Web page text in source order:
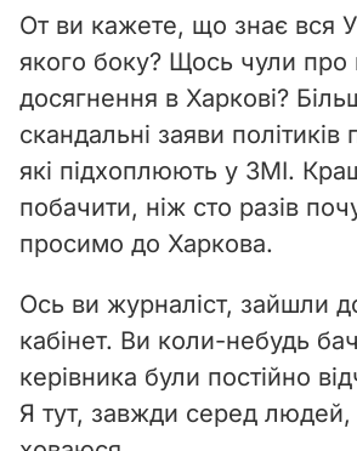
От ви кажете, що знає вся
якого боку? Щось чули про
досягнення в Харкові?
скандальні заяви
які підхоплюють у ЗМІ.
побачити, ніж сто разів
просимо до Харкова.
Ось ви журналіст, зайшли
кабінет. Ви коли-небудь
керівника були постійно
Я тут, завжди серед людей,